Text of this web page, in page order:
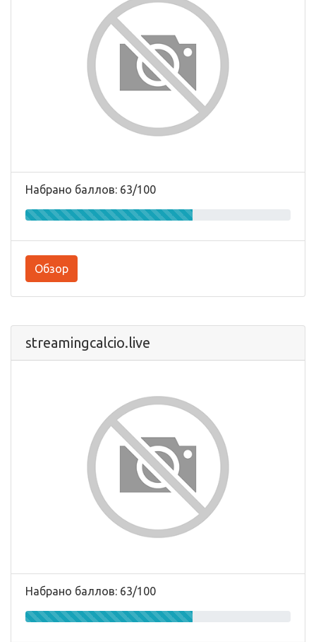
Набрано баллов: 63/100
Обзор
streamingcalcio.live
Набрано баллов: 63/100